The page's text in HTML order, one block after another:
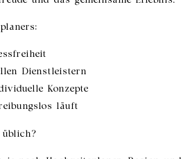
Dienstleistern
Konzepte
läuft